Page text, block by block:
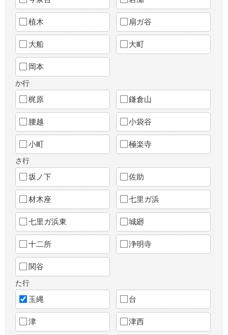
植木 扇ガ谷
大船 大町
岡本
か行
梶原 鎌倉山
腰越 小袋谷
小町 極楽寺
さ行
坂ノ下 佐助
材木座 七里ガ浜
七里ガ浜東 城廻
十二所 浄明寺
関谷
た行
玉縄 台
津 津西